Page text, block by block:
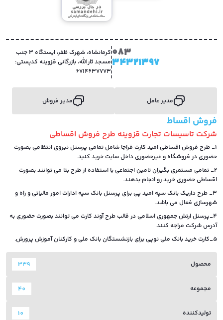
083
34321397
کرمانشاه، شهرک ظفر، ایستگاه 3 جنب
مسجد ثارالله، بازرگانی قزوینه کدپستی:
6714637773
مدیر عامل مدیر فروش
فروش اقساط
شرکت تاسیسات تجارت قزوینه طرح فروش اقساطی
1_ طرح فروش اقساطی امید کارت فراجا شامل تمامی پرسنل نیروی انتظامی بصورت
حضوری در فروشگاه و غیرحضوری داخل سایت خرید کنید.
2_ تمامی مستمری بگیران تامین اجتماعی با استفاده از طرح بتا می توانند بصورت
اقساطی حضوری خرید رو انجام بدهند.
3_ طرح داریک بانک سپه امید پی برای پرسنل بانک سپه ادارات امور مالیاتی و راه و
شهرسازی فعال می باشد.
4_پرسنل ارتش جمهوری اسلامی در قالب طرح آوند کارت می توانند بصورت حضوری به
آدرس شرکت مراجه کنند.
5_کارت خرید بانک ملی نوپی برای بازنشستگان بانک ملی و کارکنان آموزش پرورش.
339 محصول
40 مجموعه
10 تولیدکننده